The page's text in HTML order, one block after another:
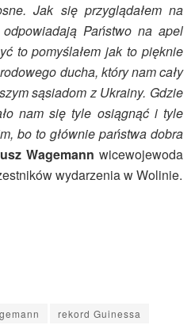
Jak się przyglądałem na
Państwo na apel
to pomyślałem jak to pięknie
ducha, który nam cały
sąsiadom z Ukrainy. Gdzie
nam się tyle osiągnąć i tyle
bo to głównie państwa dobra
Wagemann wicewojewoda
wydarzenia w Wolinie.
rekord Guinessa